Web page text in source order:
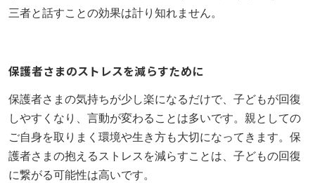
AIあべ不登校相談室
閉じる
三者と話すことの効果は計り知れません。
保護者さまのストレスを減らすために
保護者さまの気持ちが少し楽になるだけで、子どもが回復
しやすくなり、言動が変わることは多いです。親としての
ご自身を取りまく環境や生き方も大切になってきます。保
護者さまの抱えるストレスを減らすことは、子どもの回復
に繋がる可能性は高いです。
もっと見る